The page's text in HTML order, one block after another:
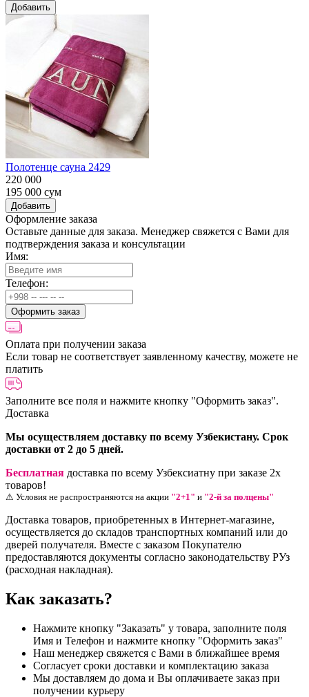
Добавить
Полотенце сауна 2429
220 000
195 000 сум
Добавить
Оформление заказа
Оставьте данные для заказа. Менеджер свяжется с Вами для
подтверждения заказа и консультации
Имя:
Телефон:
Оформить заказ
Оплата при получении заказа
Если товар не соответствует заявленному качеству, можете не
платить
Заполните все поля и нажмите кнопку "Оформить заказ".
Доставка
Мы осуществляем доставку по всему Узбекистану. Срок
доставки от 2 до 5 дней.
Бесплатная доставка по всему Узбексиатну при заказе 2х
товаров!
⚠ Условия не распространяются на акции "2+1" и "2-й за полцены"
Доставка товаров, приобретенных в Интернет-магазине,
осуществляется до складов транспортных компаний или до
дверей получателя. Вместе с заказом Покупателю
предоставляются документы согласно законодательству РУз
(расходная накладная).
Как заказать?
Нажмите кнопку "Заказать" у товара, заполните поля
Имя и Телефон и нажмите кнопку "Оформить заказ"
Наш менеджер свяжется с Вами в ближайшее время
Согласует сроки доставки и комплектацию заказа
Мы доставляем до дома и Вы оплачиваете заказ при
получении курьеру